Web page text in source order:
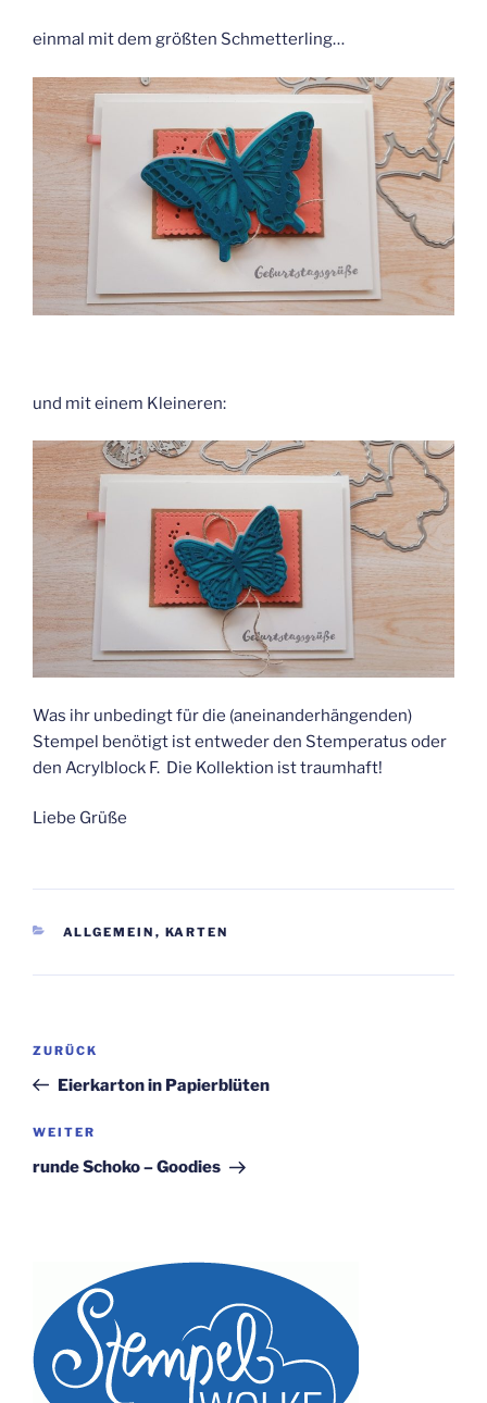
einmal mit dem größten Schmetterling…
und mit einem Kleineren:
Was ihr unbedingt für die (aneinanderhängenden)
Stempel benötigt ist entweder den Stemperatus oder
den Acrylblock F. Die Kollektion ist traumhaft!
Liebe Grüße
KATEGORIEN
ALLGEMEIN , KARTEN
Beitragsnavigation
Vorheriger
Beitrag
ZURÜCK
Eierkarton in Papierblüten
Nächster
Beitrag
WEITER
runde Schoko – Goodies